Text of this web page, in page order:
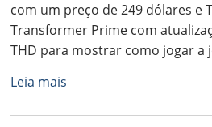
com um preço de 249 dólares e
Transformer Prime com
THD para mostrar como jogar a
Leia mais